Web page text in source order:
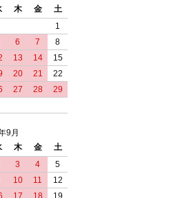
木 金
土
1
6 7
8
13 14
15
20 21
22
27 28
29
9月
木 金
土
3 4
5
10 11
12
17 18 19